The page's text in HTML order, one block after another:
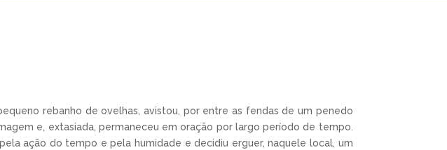
rebanho de ovelhas, avistou, por entre as fendas de um penedo
e, extasiada, permaneceu em oração por largo período de tempo.
ação do tempo e pela humidade e decidiu erguer, naquele local, um